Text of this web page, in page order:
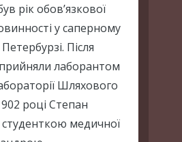
рік обов’язкової
у саперному
Після
лаборантом
Шляхового
році Степан
студенткою медичної